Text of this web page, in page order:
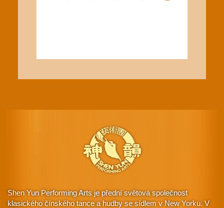
Shen Yun Performing Arts je přední světová společnost
klasického čínského tance a hudby se sídlem v New Yorku. V